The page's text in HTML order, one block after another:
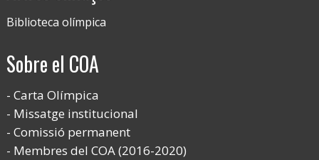
Biblioteca olímpica
Sobre el COA
Carta Olímpica
Missatge institucional
Comissió permanent
Membres del COA (2016-2020)